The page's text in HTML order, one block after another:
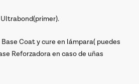
Coat y cure en lámpara( puedes
Reforzadora en caso de uñas